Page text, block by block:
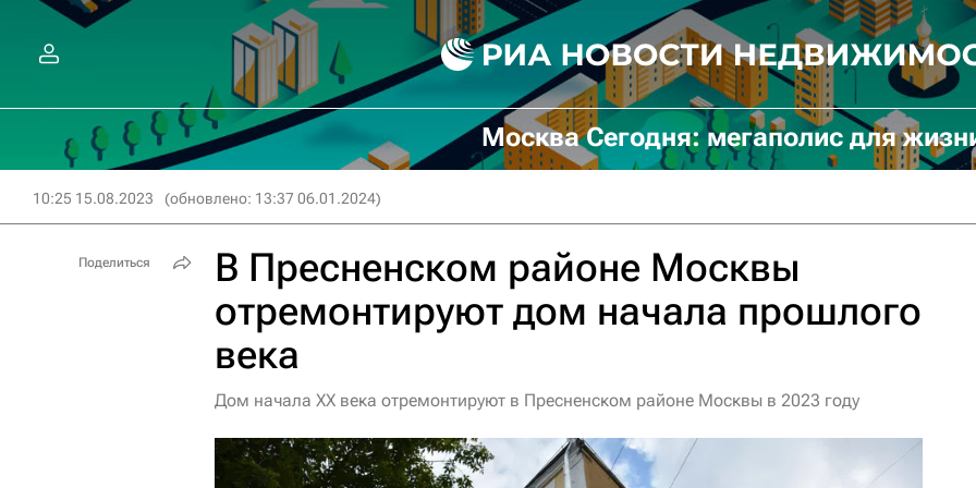
Москва Сегодня: мегаполис для
10:25 15.08.2023 (обновлено: 13:37 06.01.2024)
В Пресненском районе Москвы
отремонтируют дом начала прошлого
века
Дом начала XX века отремонтируют в Пресненском районе Москвы в 2023 году
Поделиться